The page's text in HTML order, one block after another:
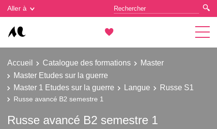
Aller à
Accueil Catalogue des formations
Master
Master Etudes sur la guerre
Master 1 Etudes sur la guerre
Langue Russe S1
Russe avancé B2 semestre 1
Russe avancé B2 semestre 1
Gestion des cookies